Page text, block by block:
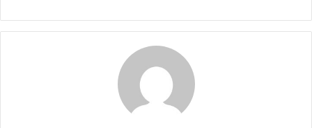
c
e
st
o
ai
l
ar
e